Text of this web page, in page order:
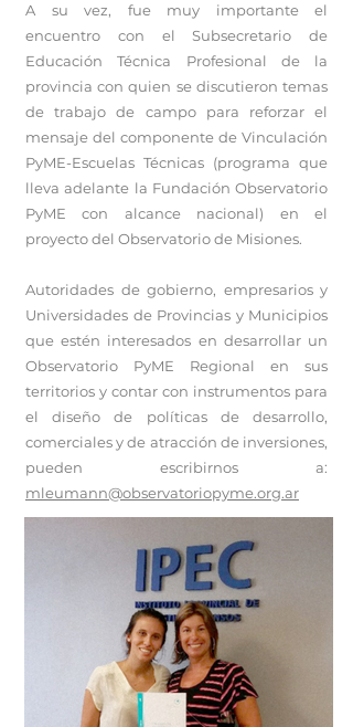
A su vez, fue muy importante el
encuentro con el Subsecretario de
Educación Técnica Profesional de la
provincia con quien se discutieron temas
de trabajo de campo para reforzar el
mensaje del componente de Vinculación
PyME-Escuelas Técnicas (programa que
lleva adelante la Fundación Observatorio
PyME con alcance nacional) en el
proyecto del Observatorio de Misiones.
Autoridades de gobierno, empresarios y
Universidades de Provincias y Municipios
que estén interesados en desarrollar un
Observatorio PyME Regional en sus
territorios y contar con instrumentos para
el diseño de políticas de desarrollo,
comerciales y de atracción de inversiones,
pueden escribirnos a:
mleumann@observatoriopyme.org.ar